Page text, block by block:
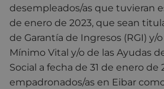
desempleados/as que tuvieran
de enero de 2023, que sean
de Garantía de Ingresos (RGI) y/
Mínimo Vital y/o de las Ayudas
Social a fecha de 31 de enero de
empadronados/as en Eibar